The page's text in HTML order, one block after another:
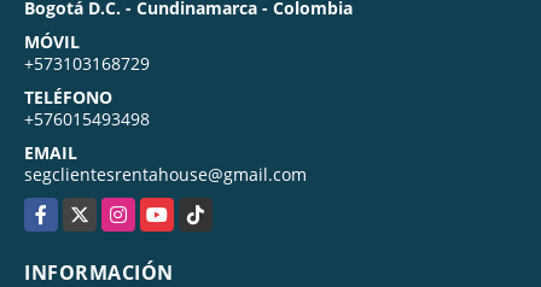
Bogotá D.C. - Cundinamarca - Colombia
MÓVIL
+573103168729
TELÉFONO
+576015493498
EMAIL
segclientesrentahouse@gmail.com
Facebook
X InstagramYouTubeTikTok
INFORMACIÓN